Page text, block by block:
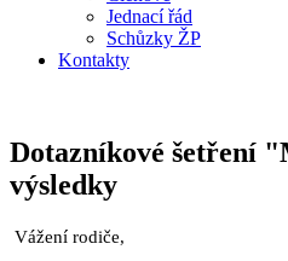
Jednací řád
Schůzky ŽP
Kontakty
Dotazníkové šetření
výsledky
Vážení rodiče,